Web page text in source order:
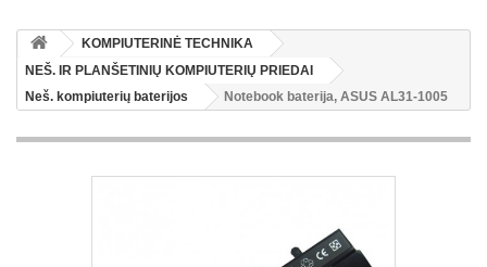
KOMPIUTERINĖ TECHNIKA
NEŠ. IR PLANŠETINIŲ KOMPIUTERIŲ PRIEDAI
Neš. kompiuterių baterijos
Notebook baterija, ASUS AL31-1005